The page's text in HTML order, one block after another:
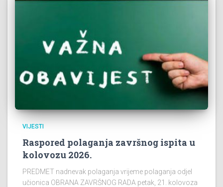
VIJESTI
Raspored polaganja završnog ispita u
kolovozu 2026.
PREDMET nadnevak polaganja vrijeme polaganja odjel
učionica OBRANA ZAVRŠNOG RADA petak, 21. kolovoza